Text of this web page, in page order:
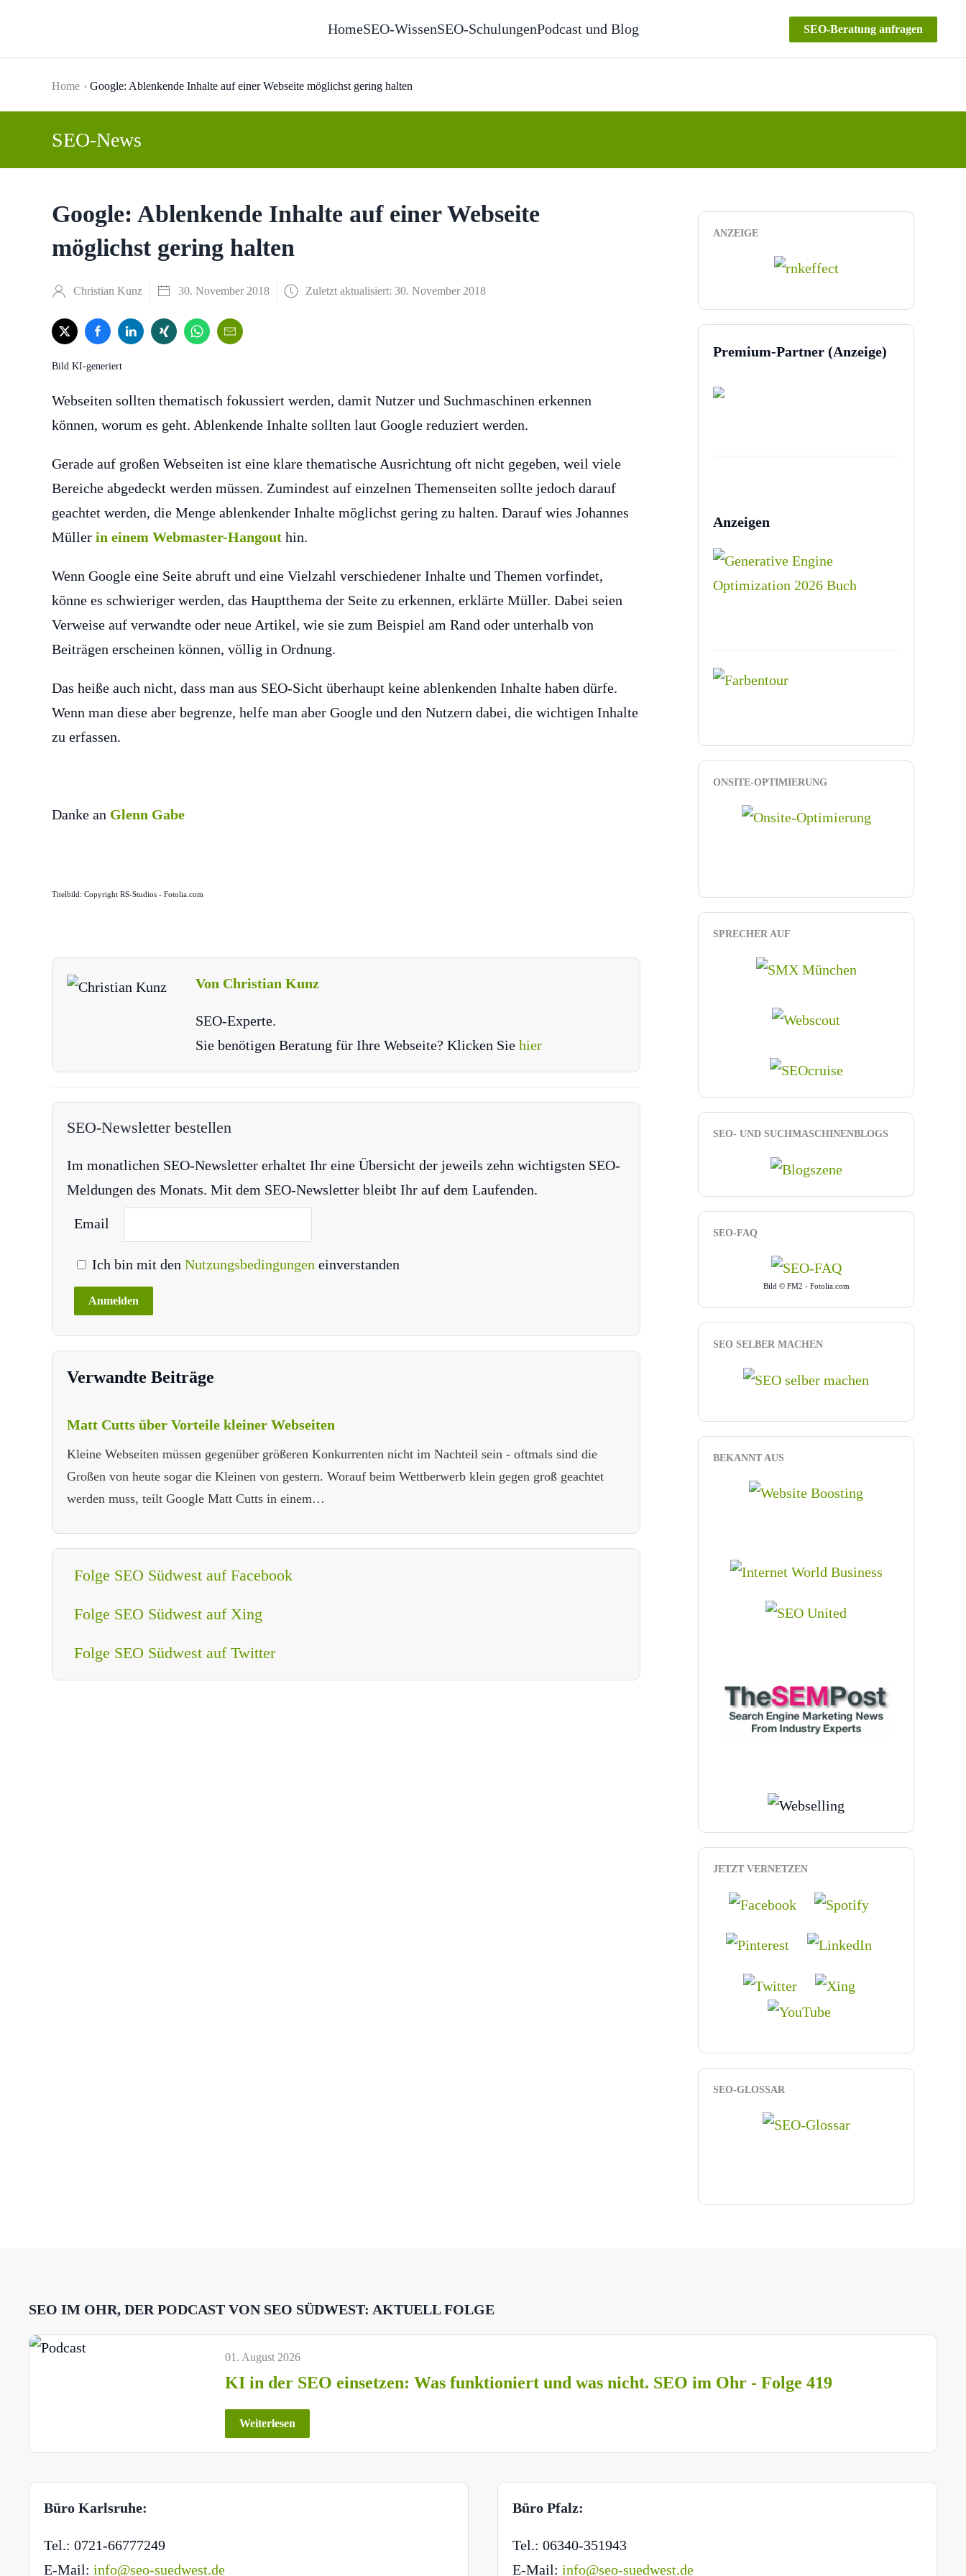
HomeSEO-WissenSEO-SchulungenPodcast und Blog SEO-Beratung anfragen
Home Google: Ablenkende Inhalte auf einer Webseite möglichst gering halten
SEO-News
Google: Ablenkende Inhalte auf einer Webseite
möglichst gering halten
Christian Kunz 30. November 2018 Zuletzt aktualisiert: 30. November 2018
Bild KI-generiert
Webseiten sollten thematisch fokussiert werden, damit Nutzer und Suchmaschinen erkennen
können, worum es geht. Ablenkende Inhalte sollten laut Google reduziert werden.
Gerade auf großen Webseiten ist eine klare thematische Ausrichtung oft nicht gegeben, weil viele
Bereiche abgedeckt werden müssen. Zumindest auf einzelnen Themenseiten sollte jedoch darauf
geachtet werden, die Menge ablenkender Inhalte möglichst gering zu halten. Darauf wies Johannes
Müller in einem Webmaster-Hangout hin.
Wenn Google eine Seite abruft und eine Vielzahl verschiedener Inhalte und Themen vorfindet,
könne es schwieriger werden, das Hauptthema der Seite zu erkennen, erklärte Müller. Dabei seien
Verweise auf verwandte oder neue Artikel, wie sie zum Beispiel am Rand oder unterhalb von
Beiträgen erscheinen können, völlig in Ordnung.
Das heiße auch nicht, dass man aus SEO-Sicht überhaupt keine ablenkenden Inhalte haben dürfe.
Wenn man diese aber begrenze, helfe man aber Google und den Nutzern dabei, die wichtigen Inhalte
zu erfassen.
Danke an Glenn Gabe
Titelbild: Copyright RS-Studios - Fotolia.com
Von Christian Kunz
SEO-Experte.
Sie benötigen Beratung für Ihre Webseite? Klicken Sie hier
SEO-Newsletter bestellen
Im monatlichen SEO-Newsletter erhaltet Ihr eine Übersicht der jeweils zehn wichtigsten SEO-
Meldungen des Monats. Mit dem SEO-Newsletter bleibt Ihr auf dem Laufenden.
Email
Ich bin mit den Nutzungsbedingungen einverstanden
Verwandte Beiträge
Matt Cutts über Vorteile kleiner Webseiten
Kleine Webseiten müssen gegenüber größeren Konkurrenten nicht im Nachteil sein - oftmals sind die
Großen von heute sogar die Kleinen von gestern. Worauf beim Wettberwerb klein gegen groß geachtet
werden muss, teilt Google Matt Cutts in einem…
Folge SEO Südwest auf Facebook
Folge SEO Südwest auf Xing
Folge SEO Südwest auf Twitter
ANZEIGE
Premium-Partner (Anzeige)
Anzeigen
ONSITE-OPTIMIERUNG
SPRECHER AUF
SEO- UND SUCHMASCHINENBLOGS
SEO-FAQ
Bild © FM2 - Fotolia.com
SEO SELBER MACHEN
BEKANNT AUS
JETZT VERNETZEN
SEO-GLOSSAR
SEO IM OHR, DER PODCAST VON SEO SÜDWEST: AKTUELL FOLGE
01. August 2026
KI in der SEO einsetzen: Was funktioniert und was nicht. SEO im Ohr - Folge 419
Weiterlesen
Büro Karlsruhe:
Tel.: 0721-66777249
E-Mail: info@seo-suedwest.de
Büro Pfalz:
Tel.: 06340-351943
E-Mail: info@seo-suedwest.de